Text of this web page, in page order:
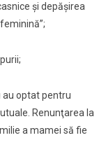
şi depăşirea
optat pentru
Renunţarea la
a mamei să fie